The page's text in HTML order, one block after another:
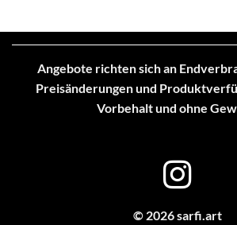
Angebote richten sich an
Preisänderungen und
Vorbehalt und ohne
© 2026 sarfi.art